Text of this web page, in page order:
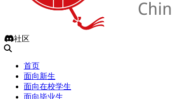
社区
首页
面向新生
面向在校学生
面向毕业生